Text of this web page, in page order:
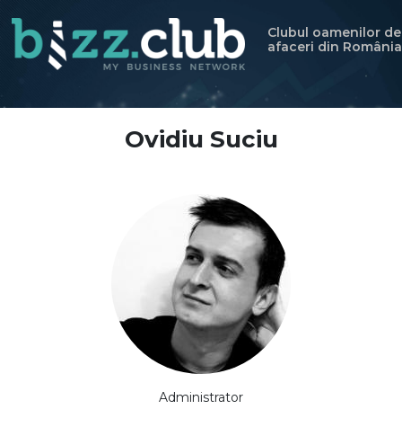
Clubul oamenilor de
afaceri din România
Ovidiu Suciu
Administrator